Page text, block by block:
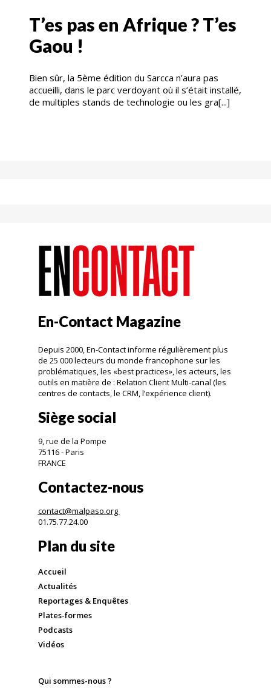
T’es pas en Afrique ? T’es
Gaou !
Bien sûr, la 5ème édition du Sarcca n’aura pas
accueilli, dans le parc verdoyant où il s’était installé,
de multiples stands de technologie ou les gra[...]
En-Contact Magazine
Depuis 2000, En-Contact informe régulièrement plus
de 25 000 lecteurs du monde francophone sur les
problématiques, les «best practices», les acteurs, les
outils en matière de : Relation Client Multi-canal (les
centres de contacts, le CRM, l’expérience client).
Siège social
9, rue de la Pompe
75116 - Paris
FRANCE
Contactez-nous
contact@malpaso.org
01.75.77.24.00
Plan du site
Accueil
Actualités
Reportages & Enquêtes
Plates-formes
Podcasts
Vidéos
Qui sommes-nous ?